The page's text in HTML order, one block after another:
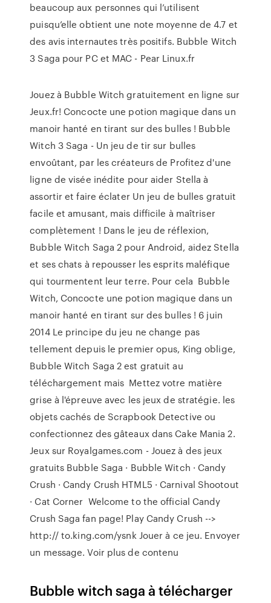
beaucoup aux personnes qui l’utilisent
puisqu’elle obtient une note moyenne de 4.7 et
des avis internautes très positifs. Bubble Witch
3 Saga pour PC et MAC - Pear Linux.fr
Jouez à Bubble Witch gratuitement en ligne sur
Jeux.fr! Concocte une potion magique dans un
manoir hanté en tirant sur des bulles ! Bubble
Witch 3 Saga - Un jeu de tir sur bulles
envoûtant, par les créateurs de Profitez d'une
ligne de visée inédite pour aider Stella à
assortir et faire éclater Un jeu de bulles gratuit
facile et amusant, mais difficile à maîtriser
complètement ! Dans le jeu de réflexion,
Bubble Witch Saga 2 pour Android, aidez Stella
et ses chats à repousser les esprits maléfique
qui tourmentent leur terre. Pour cela Bubble
Witch, Concocte une potion magique dans un
manoir hanté en tirant sur des bulles ! 6 juin
2014 Le principe du jeu ne change pas
tellement depuis le premier opus, King oblige,
Bubble Witch Saga 2 est gratuit au
téléchargement mais Mettez votre matière
grise à l'épreuve avec les jeux de stratégie. les
objets cachés de Scrapbook Detective ou
confectionnez des gâteaux dans Cake Mania 2.
Jeux sur Royalgames.com - Jouez à des jeux
gratuits Bubble Saga · Bubble Witch · Candy
Crush · Candy Crush HTML5 · Carnival Shootout
· Cat Corner Welcome to the official Candy
Crush Saga fan page! Play Candy Crush -->
http:// to.king.com/ysnk Jouer à ce jeu. Envoyer
un message. Voir plus de contenu
Bubble witch saga à télécharger